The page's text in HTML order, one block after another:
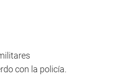
con la policía.